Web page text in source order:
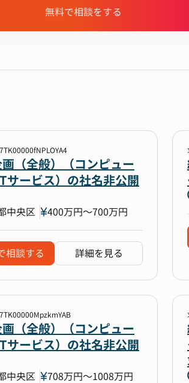
無料で相談をする
（全般）（コンピュー
サービス）の社名非公開
中央区 400万円〜700万円
相談する 詳細を見る
（全般）（コンピュー
サービス）の社名非公開
中央区 708万円〜1008万円